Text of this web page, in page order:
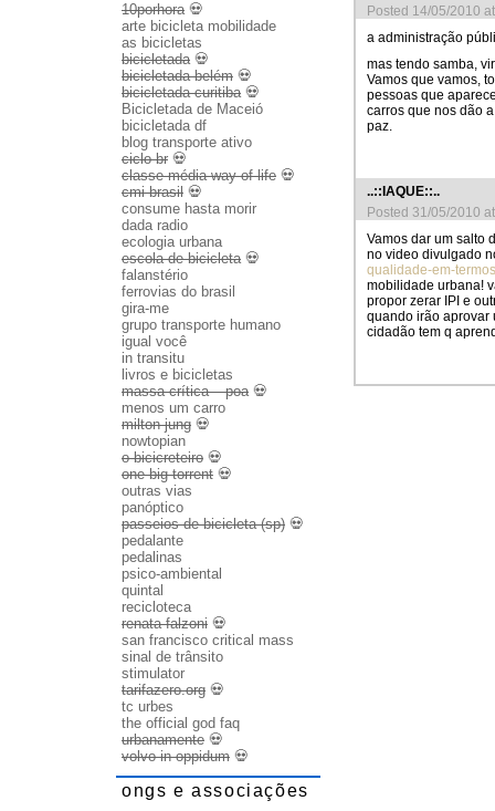
Posted 14/05/2010
a administração
mas tendo samba,
Vamos que vamos,
pessoas que
carros que nos dão
paz.
..::IAQUE::..
Posted 31/05/2010
Vamos dar um salto
no video divulgado
qualidade-em-
mobilidade urbana!
propor zerar IPI e
quando irão aprovar
cidadão tem q
10porhora💀
arte bicicleta mobilidade
as bicicletas
bicicletada💀
bicicletada belém 💀
bicicletada curitiba💀
Bicicletada de Maceió
bicicletada df
blog transporte ativo
ciclo br 💀
classe média way of life 💀
cmi brasil 💀
consume hasta morir
dada radio
ecologia urbana
escola de bicicleta💀
falanstério
ferrovias do brasil
gira-me
grupo transporte humano
igual você
in transitu
livros e bicicletas
massa crítica – poa💀
menos um carro
milton jung 💀
nowtopian
o bicicreteiro 💀
one big torrent 💀
outras vias
panóptico
passeios de bicicleta (sp) 💀
pedalante
pedalinas
psico-ambiental
quintal
recicloteca
renata falzoni 💀
san francisco critical mass
sinal de trânsito
stimulator
tarifazero.org 💀
tc urbes
the official god faq
urbanamente 💀
volvo in oppidum 💀
ongs e associações